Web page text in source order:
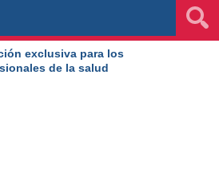
exclusiva para los
de la salud